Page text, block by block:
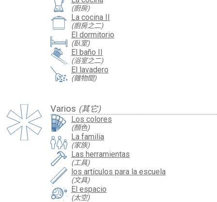
(廚房)
La cocina II
(廚房之二)
El dormitorio
(臥室)
El baño II
(浴室之二)
El lavadero
(雜物間)
Varios (其它)
Los colores
(顏色)
La familia
(家族)
Las herramientas
(工具)
los artículos para la escuela
(文具)
El espacio
(太空)